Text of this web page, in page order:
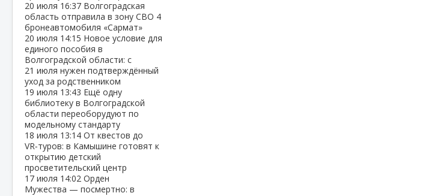
20 июля 16:37 Волгоградская
область отправила в зону СВО 4
бронеавтомобиля «Сармат»
20 июля 14:15 Новое условие для
единого пособия в
Волгоградской области: с
21 июля нужен подтверждённый
уход за родственником
19 июля 13:43 Ещё одну
библиотеку в Волгоградской
области переоборудуют по
модельному стандарту
18 июля 13:14 От квестов до
VR‑туров: в Камышине готовят к
открытию детский
просветительский центр
17 июля 14:02 Орден
Мужества — посмертно: в